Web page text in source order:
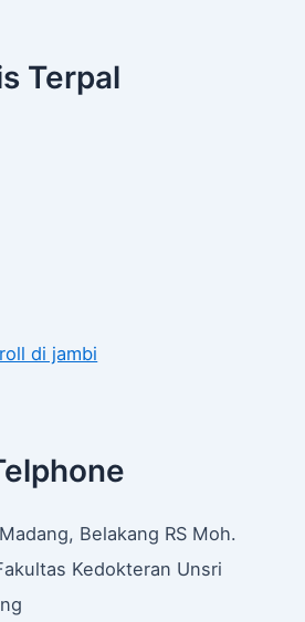
Terpal
Belakang RS Moh.
Kedokteran Unsri